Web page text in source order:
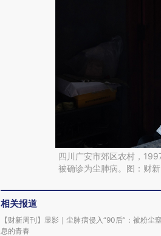
四川广安市郊区农村，
被确诊为尘肺病。图：财
相关报道
【财新周刊】显影｜尘肺病侵入“90后”：被粉尘
息的青春